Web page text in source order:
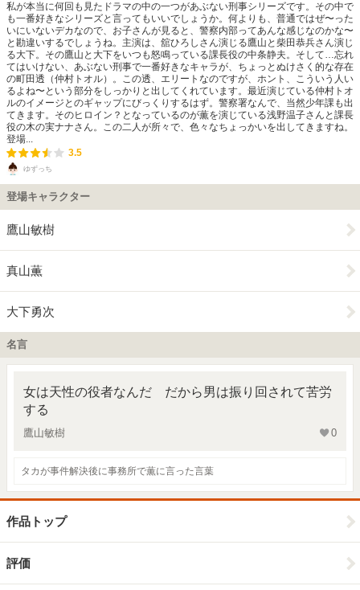
私が本当に何回も見たドラマの中の一つがあぶない刑事シリーズです。その中で
も一番好きなシリーズと言ってもいいでしょうか。何よりも、普通ではぜ〜った
いにいないデカなので、お子さんが見ると、警察内部ってあんな感じなのかな〜
と勘違いするでしょうね。主演は、舘ひろしさん演じる鷹山と柴田恭兵さん演じ
る大下。その鷹山と大下をいつも怒鳴っている課長役の中条静夫。そして…忘れ
てはいけない、あぶない刑事で一番好きなキャラが、ちょっとぬけさく的な存在
の町田透（仲村トオル）。この透、エリートなのですが、ホント、こういう人い
るよね〜という部分をしっかりと出してくれています。最近演じている仲村トオ
ルのイメージとのギャップにびっくりするはず。警察署なんで、当然少年課も出
てきます。そのヒロイン？となっているのが薫を演じている浅野温子さんと課長
役の木の実ナナさん。この二人が所々で、色々なちょっかいを出してきますね。
登場...
3.5
ゆずっち
登場キャラクター
鷹山敏樹
真山薫
大下勇次
名言
女は天性の役者なんだ だから男は振り回されて苦労
する
鷹山敏樹 0
タカが事件解決後に事務所で薫に言った言葉
作品トップ
評価